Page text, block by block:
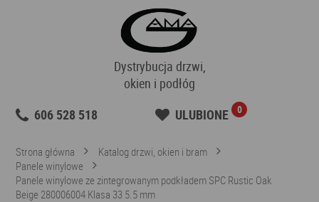
Dystrybucja drzwi,
okien i podłóg
606 528 518
ULUBIONE 0
Strona główna
Katalog drzwi, okien i bram
Panele winylowe
Panele winylowe ze zintegrowanym podkładem SPC Rustic Oak
Beige 280006004 Klasa 33 5.5 mm